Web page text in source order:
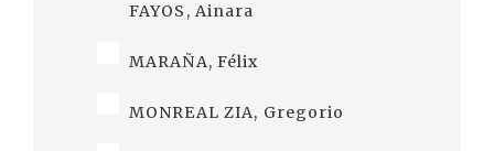
FAYOS, Ainara
MARAÑA, Félix
MONREAL ZIA, Gregorio